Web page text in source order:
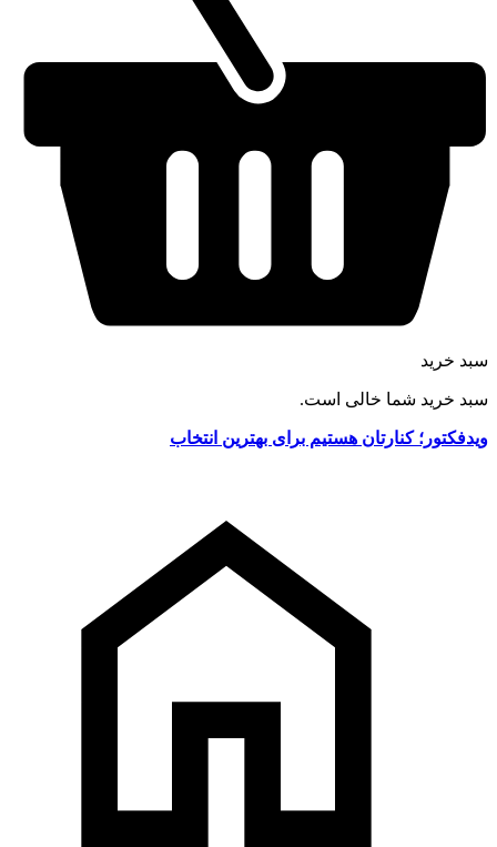
سبد خرید
سبد خرید شما خالی است.
ویدفکتور؛ کنارتان هستیم برای بهترین انتخاب